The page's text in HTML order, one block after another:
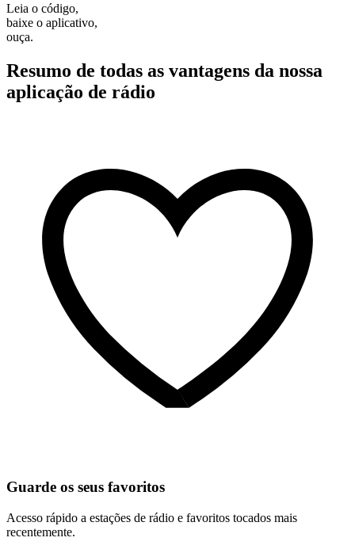
Leia o código,
baixe o aplicativo,
ouça.
Resumo de todas as vantagens da nossa
aplicação de rádio
Guarde os seus favoritos
Acesso rápido a estações de rádio e favoritos tocados mais
recentemente.